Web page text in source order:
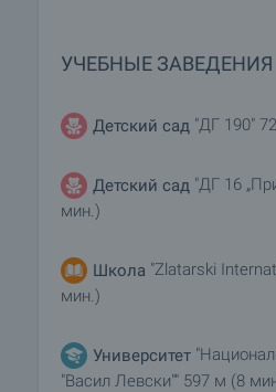
УЧЕБНЫЕ ЗАВЕДЕНИЯ
Детский сад "ДГ 190"
Детский сад "ДГ 16
мин.)
Школа "Zlatarski
мин.)
Университет
"Васил Левски"" 597 м (8